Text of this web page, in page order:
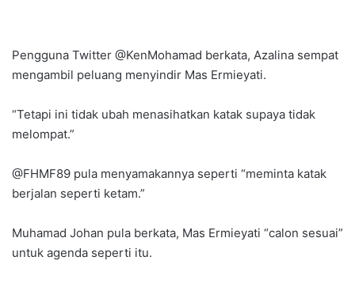
Pengguna Twitter @KenMohamad berkata, Azalina sempat
mengambil peluang menyindir Mas Ermieyati.
“Tetapi ini tidak ubah menasihatkan katak supaya tidak
melompat.”
@FHMF89 pula menyamakannya seperti “meminta katak
berjalan seperti ketam.”
Muhamad Johan pula berkata, Mas Ermieyati “calon sesuai”
untuk agenda seperti itu.